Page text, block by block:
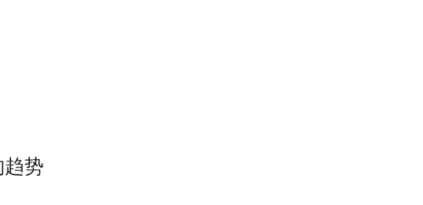
趋势